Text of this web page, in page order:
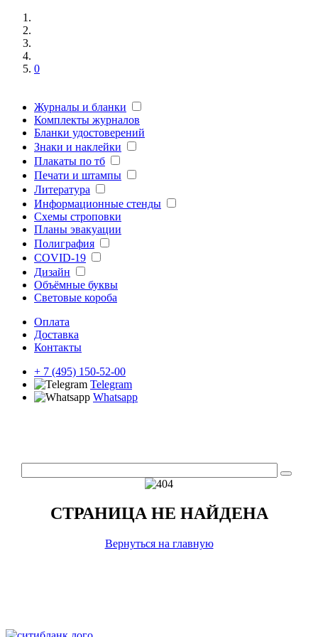
0
Журналы и бланки
Комплекты журналов
Бланки удостоверений
Знаки и наклейки
Плакаты по тб
Печати и штампы
Литература
Информационные стенды
Схемы строповки
Планы эвакуации
Полиграфия
COVID-19
Дизайн
Объёмные буквы
Световые короба
Оплата
Доставка
Контакты
+ 7 (495) 150-52-00
Telegram
Whatsapp
СТРАНИЦА НЕ НАЙДЕНА
Вернуться на главную